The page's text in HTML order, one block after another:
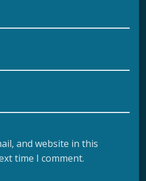
and website in this
time I comment.